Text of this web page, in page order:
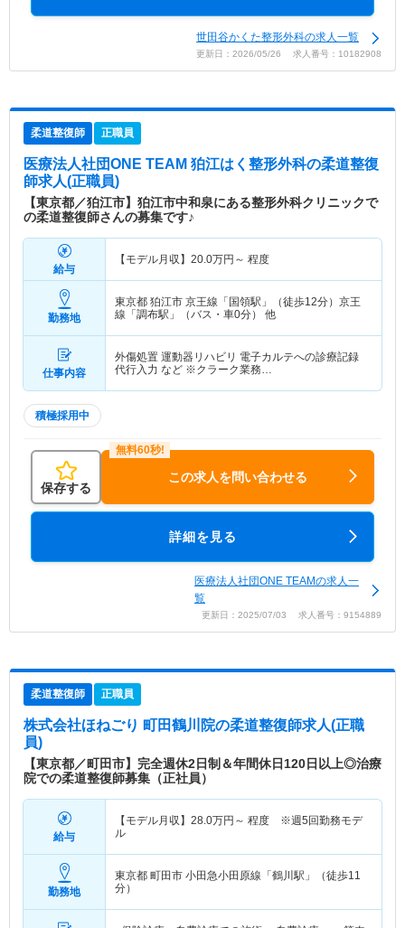
世田谷かくた整形外科の求人一覧
更新日：2026/05/26 求人番号：10182908
柔道整復師 正職員
医療法人社団ONE TEAM 狛江はく整形外科の柔道整復
師求人(正職員)
【東京都／狛江市】狛江市中和泉にある整形外科クリニックで
の柔道整復師さんの募集です♪
給与
【モデル月収】 20.0万円～ 程度
勤務地
東京都 狛江市 京王線「国領駅」（徒歩12分）京王
線「調布駅」（バス・車0分） 他
仕事内容
外傷処置 運動器リハビリ 電子カルテへの診療記録
代行入力 など ※クラーク業務…
積極採用中
保存する
この求人を問い合わせる
詳細を見る
医療法人社団ONE TEAMの求人一
覧
更新日：2025/07/03 求人番号：9154889
柔道整復師 正職員
株式会社ほねごり 町田鶴川院の柔道整復師求人(正職
員)
【東京都／町田市】完全週休2日制＆年間休日120日以上◎治療
院での柔道整復師募集（正社員）
給与
【モデル月収】 28.0万円～ 程度 ※週5回勤務モデ
ル
勤務地
東京都 町田市 小田急小田原線「鶴川駅」（徒歩11
分）